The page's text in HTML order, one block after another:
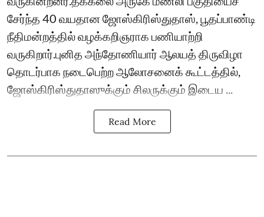
சேர்ந்த 40 வயதான ஜோஸ்கிரிஸ்துதாஸ், பூதப்பாண்டி
நீதிமன்றத்தில் வழக்கறிஞராக பணியாற்றி
வருகிறார்.புனித அந்தோணியார் ஆலயத் திருவிழா
தொடர்பாக நடைபெற்ற ஆலோசனைக் கூட்டத்தில்,
ஜோஸ்கிரிஸ்துதாஸுக்கும் சிலருக்கும் இடைய ...
Read More